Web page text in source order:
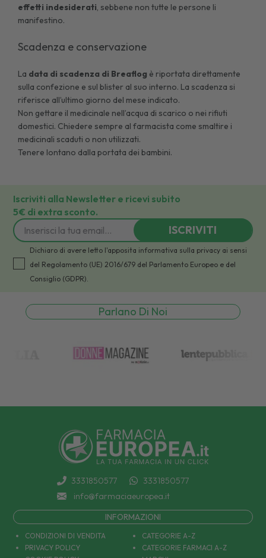
effetti indesiderati, sebbene non tutte le persone li
manifestino.
Scadenza e conservazione
La data di scadenza di Breaflog è riportata direttamente
sulla confezione e sul blister al suo interno. La scadenza si
riferisce all’ultimo giorno del mese indicato.
Non gettare il medicinale nell’acqua di scarico o nei rifiuti
domestici. Chiedere sempre al farmacista come smaltire i
medicinali scaduti o non utilizzati.
Tenere lontano dalla portata dei bambini.
Iscriviti alla Newsletter e ricevi subito
5€ di extra sconto.
ISCRIVITI
Dichiaro di avere letto l'apposita informativa sulla privacy ai sensi
del Regolamento (UE) 2016/679 del Parlamento Europeo e del
Consiglio (GDPR).
Parlano Di Noi
3331850577
3331850577
info@farmaciaeuropea.it
INFORMAZIONI
CONDIZIONI DI VENDITA
PRIVACY POLICY
CATEGORIE A-Z
CATEGORIE FARMACI A-Z